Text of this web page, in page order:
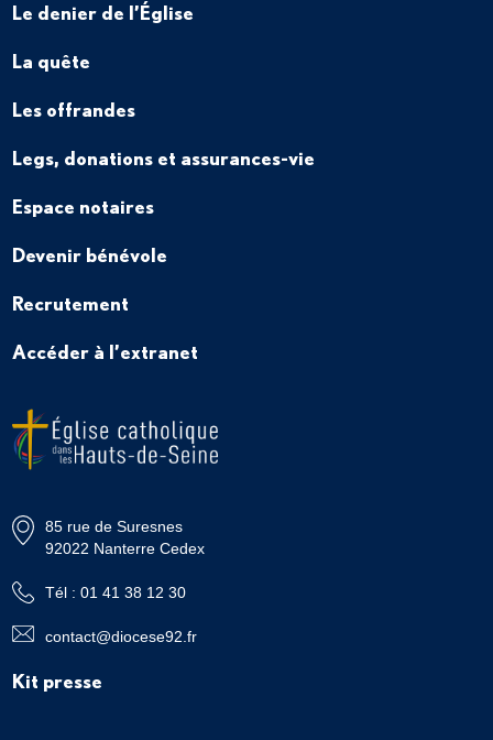
Le denier de l’Église
La quête
Les offrandes
Legs, donations et assurances-vie
Espace notaires
Devenir bénévole
Recrutement
Accéder à l’extranet
85 rue de Suresnes
92022 Nanterre Cedex
Tél : 01 41 38 12 30
contact@diocese92.fr
Kit presse